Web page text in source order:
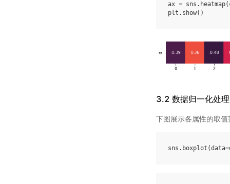
ax = sns . heatmap(
plt . show()
3.2 数据归一化处理
下图展示各属性的取
sns . boxplot (data=